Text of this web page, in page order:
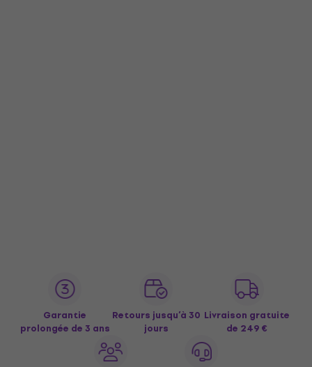
Garantie
prolongée de 3 ans
Retours jusqu’à 30
jours
Livraison gratuite
de 249 €